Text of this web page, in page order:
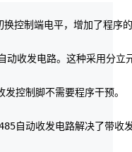
控制端电平，增加了程序
动收发电路。这种采用分立
控制脚不需要程序干预。
自动收发电路解决了带收